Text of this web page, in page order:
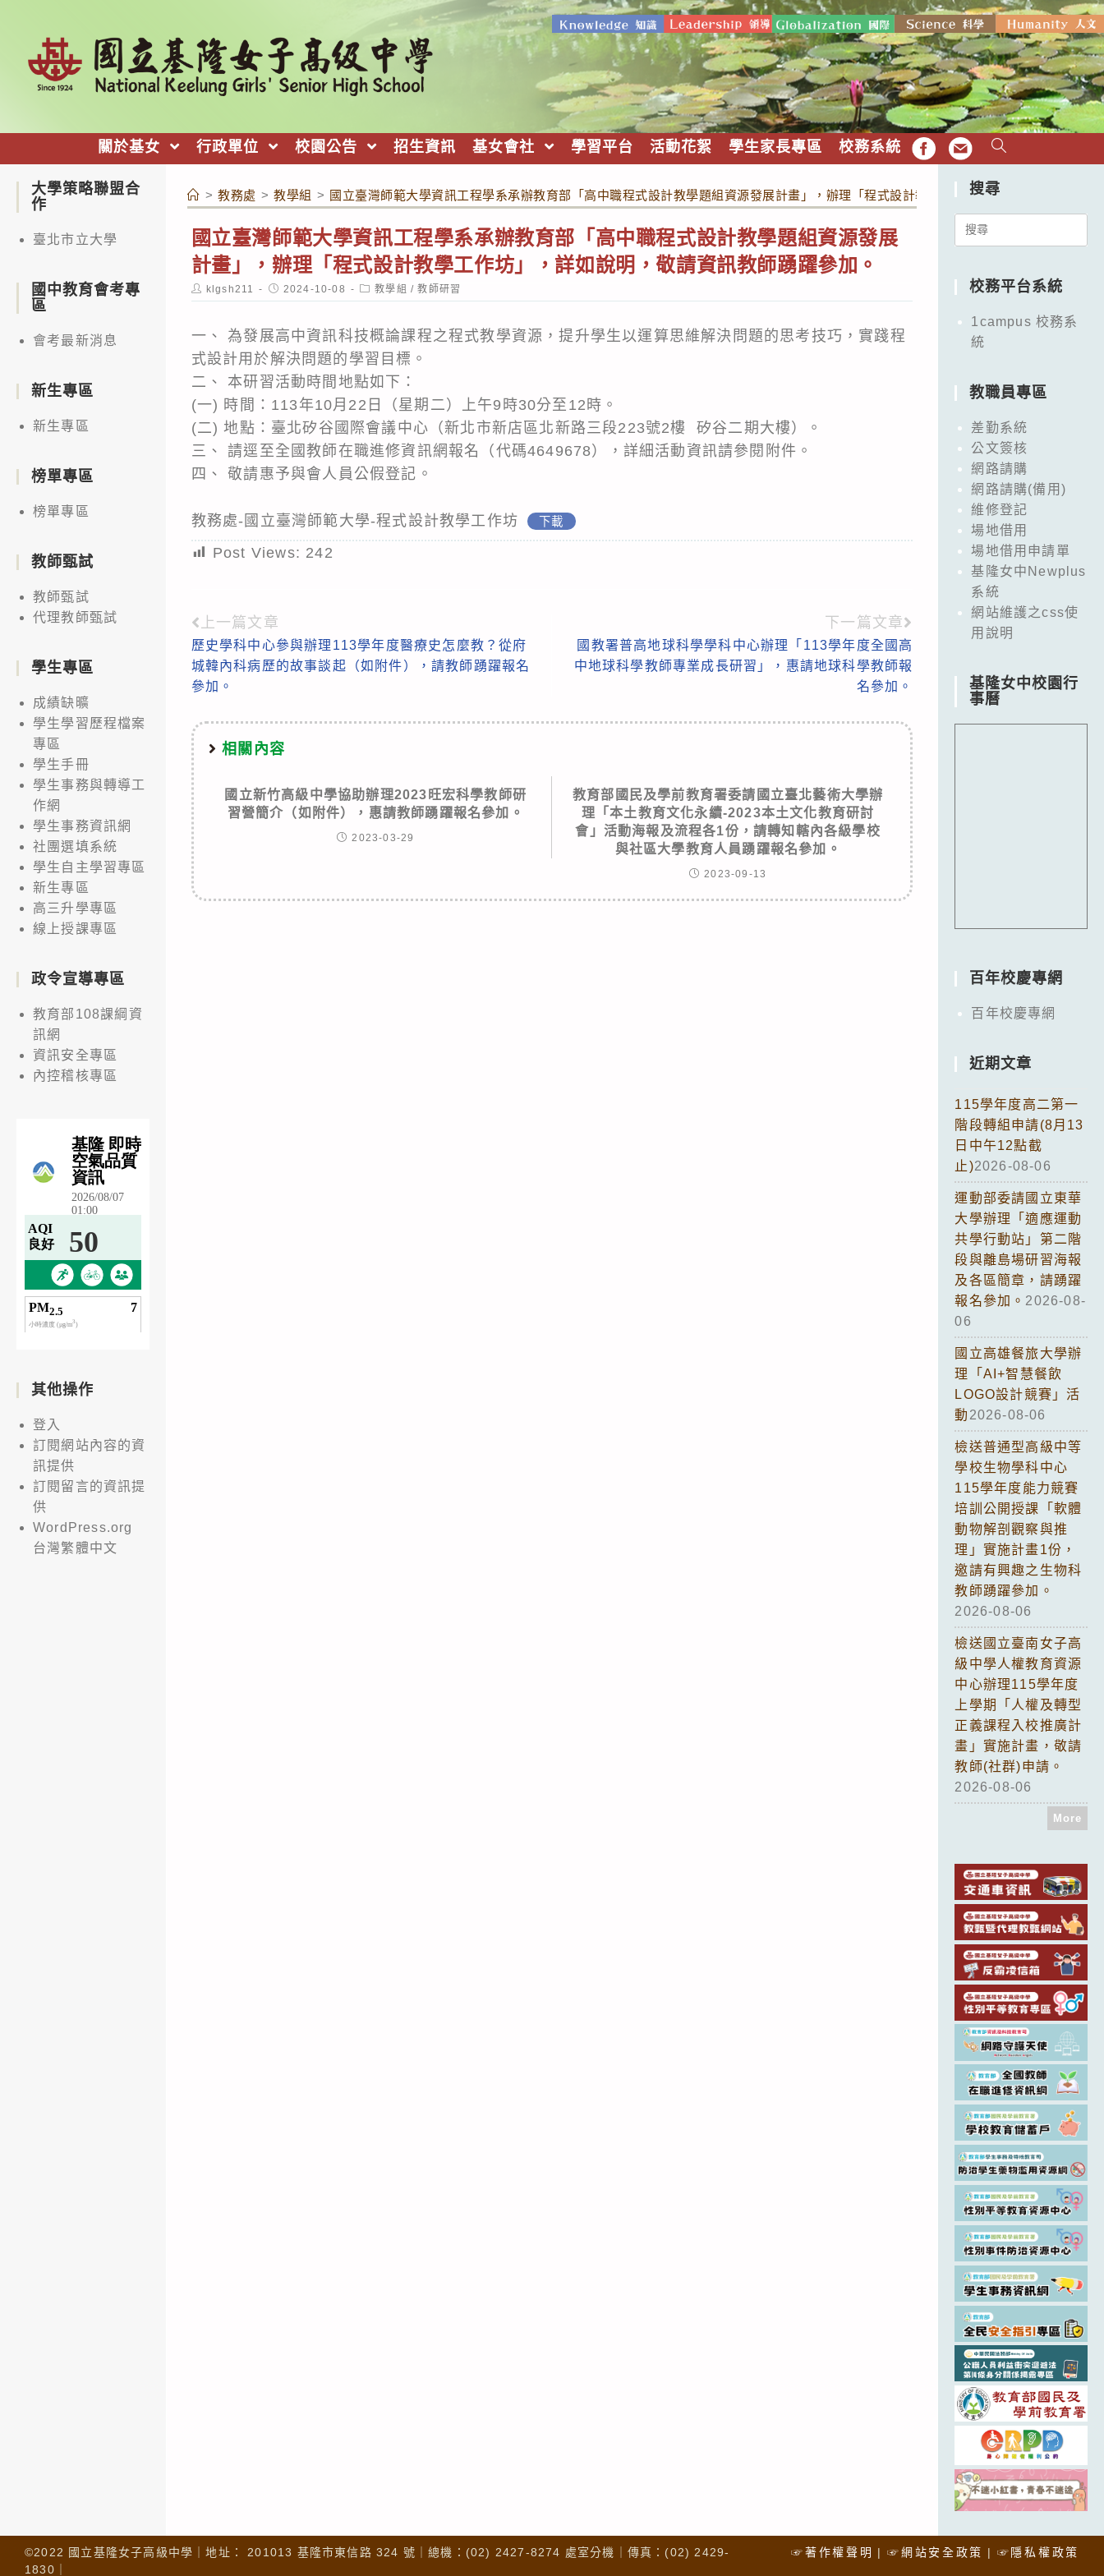
關於基女 行政單位 校園公告 招生資訊 基女會社 學習平台 活動花絮 學生家長專區 校務系統 FB EMAIL
> 教務處 > 教學組 > 國立臺灣師範大學資訊工程學系承辦教育部「高中職程式設計教學題組資源發展計畫」，辦理「程式設計教學工作坊」，詳如說明，敬請
國立臺灣師範大學資訊工程學系承辦教育部「高中職程式設計教學題組資源發展
計畫」，辦理「程式設計教學工作坊」，詳如說明，敬請資訊教師踴躍參加。
Post
author:
klgsh211
Post
published:
2024-10-08
Post
category:
教學組 / 教師研習
一、 為發展高中資訊科技概論課程之程式教學資源，提升學生以運算思維解決問題的思考技巧，實踐程
式設計用於解決問題的學習目標。
二、 本研習活動時間地點如下：
(一) 時間：113年10月22日（星期二）上午9時30分至12時。
(二) 地點：臺北矽谷國際會議中心（新北市新店區北新路三段223號2樓 矽谷二期大樓）。
三、 請逕至全國教師在職進修資訊網報名（代碼4649678），詳細活動資訊請參閱附件。
四、 敬請惠予與會人員公假登記。
教務處-國立臺灣師範大學-程式設計教學工作坊 下載
Post Views: 242
Read
more
articles
上一篇文章
歷史學科中心參與辦理113學年度醫療史怎麼教？從府
城韓內科病歷的故事談起（如附件），請教師踴躍報名
參加。
下一篇文章
國教署普高地球科學學科中心辦理「113學年度全國高
中地球科學教師專業成長研習」，惠請地球科學教師報
名參加。
相關內容
國立新竹高級中學協助辦理2023旺宏科學教師研
習營簡介（如附件），惠請教師踴躍報名參加。
2023-03-29
教育部國民及學前教育署委請國立臺北藝術大學辦
理「本土教育文化永續-2023本土文化教育研討
會」活動海報及流程各1份，請轉知轄內各級學校
與社區大學教育人員踴躍報名參加。
2023-09-13
大學策略聯盟合
作
臺北市立大學
國中教育會考專
區
會考最新消息
新生專區
新生專區
榜單專區
榜單專區
教師甄試
教師甄試
代理教師甄試
學生專區
成績缺曠
學生學習歷程檔案
專區
學生手冊
學生事務與轉導工
作網
學生事務資訊網
社團選填系統
學生自主學習專區
新生專區
高三升學專區
線上授課專區
政令宣導專區
教育部108課綱資
訊網
資訊安全專區
內控稽核專區
其他操作
登入
訂閱網站內容的資
訊提供
訂閱留言的資訊提
供
WordPress.org
台灣繁體中文
搜尋
Search
校務平台系統
1campus 校務系
統
教職員專區
差勤系統
公文簽核
網路請購
網路請購(備用)
維修登記
場地借用
場地借用申請單
基隆女中Newplus
系統
網站維護之css使
用說明
基隆女中校園行
事曆
百年校慶專網
百年校慶專網
近期文章
115學年度高二第一
階段轉組申請(8月13
日中午12點截
止)2026-08-06
運動部委請國立東華
大學辦理「適應運動
共學行動站」第二階
段與離島場研習海報
及各區簡章，請踴躍
報名參加。 2026-08-
06
國立高雄餐旅大學辦
理「AI+智慧餐飲
LOGO設計競賽」活
動 2026-08-06
檢送普通型高級中等
學校生物學科中心
115學年度能力競賽
培訓公開授課「軟體
動物解剖觀察與推
理」實施計畫1份，
邀請有興趣之生物科
教師踴躍參加。
2026-08-06
檢送國立臺南女子高
級中學人權教育資源
中心辦理115學年度
上學期「人權及轉型
正義課程入校推廣計
畫」實施計畫，敬請
教師(社群)申請。
2026-08-06
More
☞著作權聲明 ☞網站安全政策 ☞隱私權政策
©2022 國立基隆女子高級中學｜地址： 201013 基隆市東信路 324 號｜總機：(02) 2427-8274 處室分機｜傳真：(02) 2429-
1830｜